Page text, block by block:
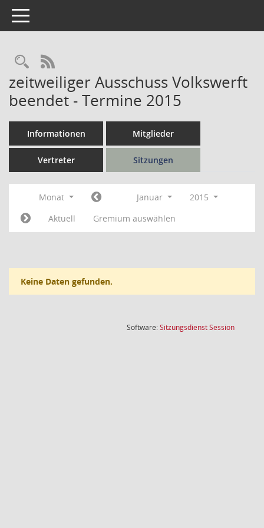
Toggle navigation
Rechercheauswahl
RSS-Feed
zeitweiliger Ausschuss Volkswerft
beendet - Termine 2015
Informationen Mitglieder
Vertreter Sitzungen
Monat Januar
2015
Aktuell
Gremium auswählen
Keine Daten gefunden.
Software:SitzungsdienstSession(Wird in